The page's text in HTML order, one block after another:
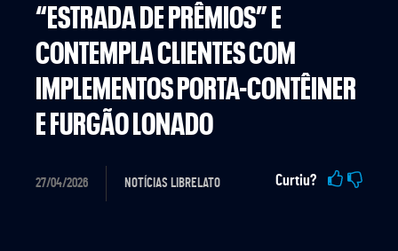
“ESTRADA DE PRÊMIOS” E
CONTEMPLA CLIENTES COM
IMPLEMENTOS PORTA-CONTÊINER
E FURGÃO LONADO
27/04/2026 NOTÍCIAS LIBRELATO Curtiu?